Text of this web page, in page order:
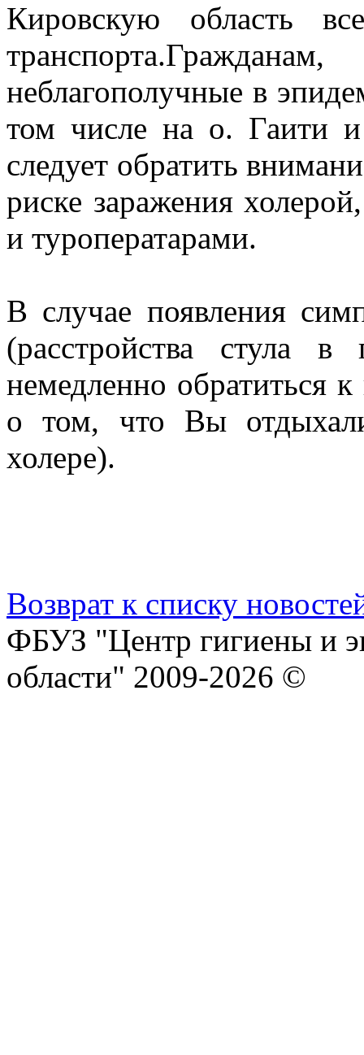
Кировскую область
неблагополучные в
том числе на о. Гаити
следует обратить
риске заражения
и туроператарами.
В случае появления
(расстройства стула
немедленно обратиться
о том, что Вы
холере).
Возврат к списку
ФБУЗ "Центр гигиены и
области" 2009-2026 ©